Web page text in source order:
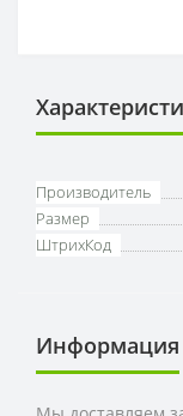
Производитель
Размер
ШтрихКод
Информация